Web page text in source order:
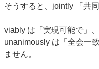
そうすると、jointly 「共
viably は「実現可能で」
unanimously は「全会一
ません。